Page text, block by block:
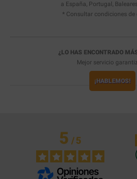
a España, Portugal,
* Consultar condiciones de
¿LO HAS ENCONTRADO
Mejor servicio
¡HABLEMOS!
5/5